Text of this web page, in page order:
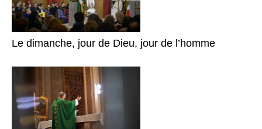
Le dimanche, jour de Dieu, jour de l’homme